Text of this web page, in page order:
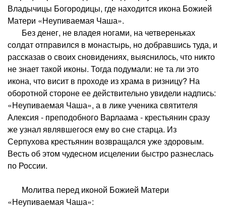
Владычицы Богородицы, где находится икона Божией
Матери «Неупиваемая Чаша».
Без денег, не владея ногами, на четвереньках
солдат отправился в монастырь, но добравшись туда, и
рассказав о своих сновидениях, выяснилось, что никто
не знает такой иконы. Тогда подумали: не та ли это
икона, что висит в проходе из храма в ризницу? На
оборотной стороне ее действительно увидели надпись:
«Неупиваемая Чаша», а в лике ученика святителя
Алексия - преподобного Варлаама - крестьянин сразу
же узнал являвшегося ему во сне старца. Из
Серпухова крестьянин возвращался уже здоровым.
Весть об этом чудесном исцелении быстро разнеслась
по России.
Молитва перед иконой Божией Матери
«Неупиваемая Чаша»: